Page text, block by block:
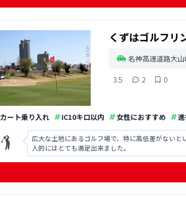
くずはゴルフリ
名神高速道路大
3.5 2 0
カート乗り入れ IC10キロ以内 女性におすすめ
広大な土地にあるゴルフ場で、特に高低差がない
人的にはとても満足出来ました。